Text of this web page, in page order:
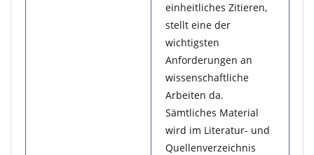
einheitliches Zitieren,
stellt eine der
wichtigsten
Anforderungen an
wissenschaftliche
Arbeiten da.
Sämtliches Material
wird im Literatur- und
Quellenverzeichnis